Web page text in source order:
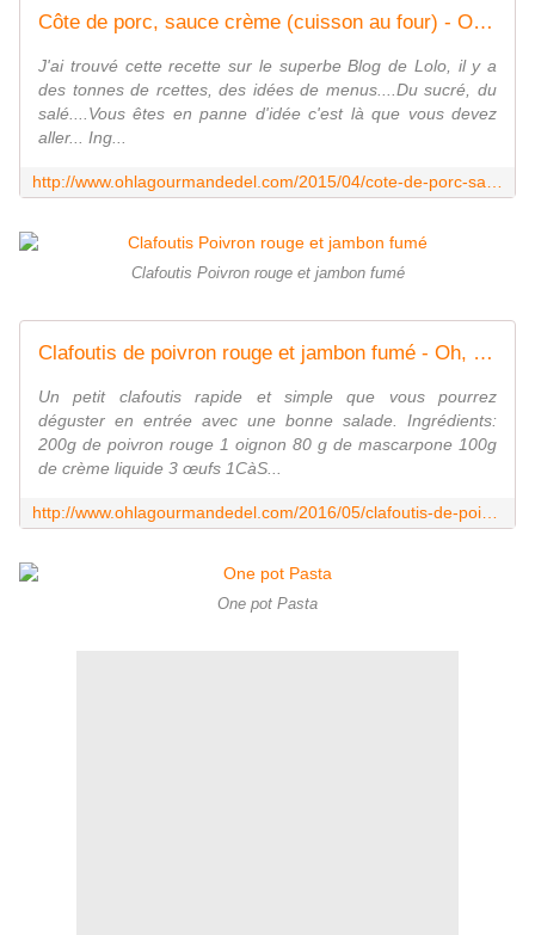
Côte de porc, sauce crème (cuisson au four) - Oh, la gourmande..
J'ai trouvé cette recette sur le superbe Blog de Lolo, il y a
des tonnes de rcettes, des idées de menus....Du sucré, du
salé....Vous êtes en panne d'idée c'est là que vous devez
aller... Ing...
Clafoutis Poivron rouge et jambon fumé
Clafoutis de poivron rouge et jambon fumé - Oh, la gourmande..
Un petit clafoutis rapide et simple que vous pourrez
déguster en entrée avec une bonne salade. Ingrédients:
200g de poivron rouge 1 oignon 80 g de mascarpone 100g
de crème liquide 3 œufs 1CàS...
One pot Pasta